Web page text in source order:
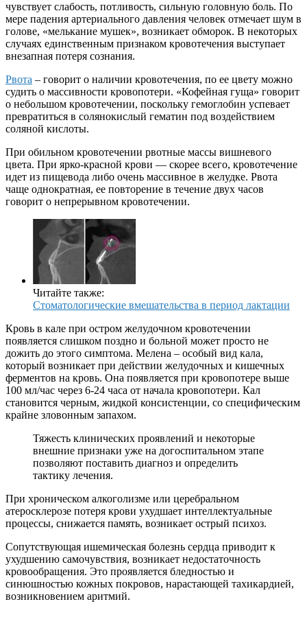
чувствует слабость, потливость, сильную головную боль. По
мере падения артериального давления человек отмечает шум в
голове, «мелькание мушек», возникает обморок. В некоторых
случаях единственным признаком кровотечения выступает
внезапная потеря сознания.
Рвота – говорит о наличии кровотечения, по ее цвету можно
судить о массивности кровопотери. «Кофейная гуща» говорит
о небольшом кровотечении, поскольку гемоглобин успевает
превратиться в солянокислый гематин под воздействием
соляной кислоты.
При обильном кровотечении рвотные массы вишневого
цвета. При ярко-красной крови — скорее всего, кровотечение
идет из пищевода либо очень массивное в желудке. Рвота
чаще однократная, ее повторение в течение двух часов
говорит о непрерывном кровотечении.
Читайте также:
Стоматологические вмешательства в период лактации
Кровь в кале при остром желудочном кровотечении
появляется слишком поздно и больной может просто не
дожить до этого симптома. Мелена – особый вид кала,
который возникает при действии желудочных и кишечных
ферментов на кровь. Она появляется при кровопотере выше
100 мл/час через 6-24 часа от начала кровопотери. Кал
становится черным, жидкой консистенции, со специфическим
крайне зловонным запахом.
Тяжесть клинических проявлений и некоторые
внешние признаки уже на догоспитальном этапе
позволяют поставить диагноз и определить
тактику лечения.
При хроническом алкоголизме или церебральном
атеросклерозе потеря крови ухудшает интеллектуальные
процессы, снижается память, возникает острый психоз.
Сопутствующая ишемическая болезнь сердца приводит к
ухудшению самочувствия, возникает недостаточность
кровообращения. Это проявляется бледностью и
синюшностью кожных покровов, нарастающей тахикардией,
возникновением аритмий.